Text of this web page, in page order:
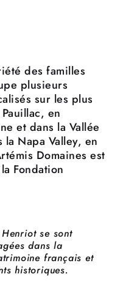
des familles
plusieurs
sur les plus
en
et dans la Vallée
Napa Valley, en
Domaines est
Fondation
se sont
dans la
français et
historiques.